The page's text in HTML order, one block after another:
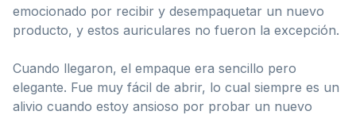
emocionado por recibir y desempaquetar un nuevo
producto, y estos auriculares no fueron la excepción.
Cuando llegaron, el empaque era sencillo pero
elegante. Fue muy fácil de abrir, lo cual siempre es un
alivio cuando estoy ansioso por probar un nuevo